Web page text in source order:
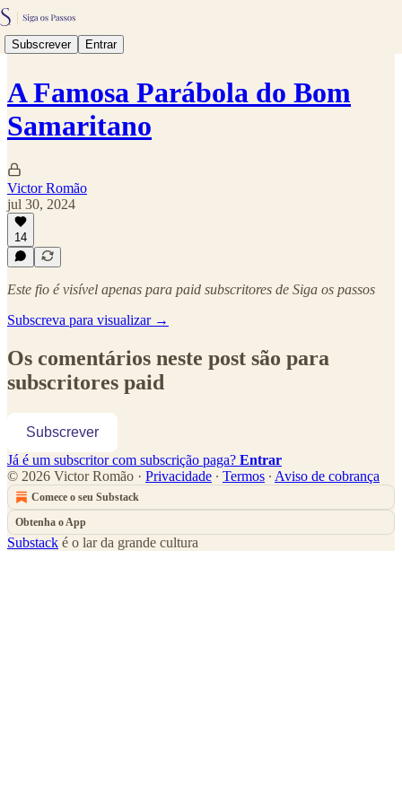
Subscrever Entrar
A Famosa Parábola do Bom
Samaritano
Victor Romão
jul 30, 2024
14
Este fio é visível apenas para paid subscritores de Siga os passos
Subscreva para visualizar →
Os comentários neste post são para
subscritores paid
Subscrever
Já é um subscritor com subscrição paga? Entrar
© 2026 Victor Romão · Privacidade ∙ Termos ∙ Aviso de cobrança
Comece o seu Substack
Obtenha o App
Substack é o lar da grande cultura